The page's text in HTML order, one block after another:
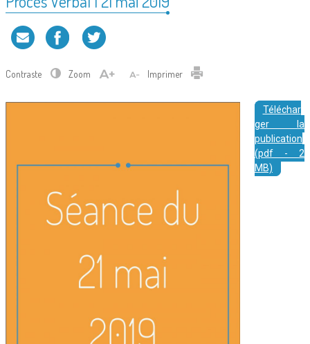
Contraste Zoom Imprimer
Téléchar
ger la
publication
(pdf - 2
MB)